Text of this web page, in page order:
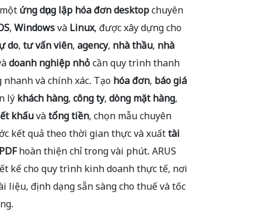
ứng dụng lập hóa đơn desktopchuyên
,WindowsvàLinux, được xây dựng cho
do,tư vấn viên,agency,nhà thầu,nhà
doanh nghiệp nhỏcần quy trình thanh
và chính xác. Tạohóa đơn,báo giá
lýkhách hàng,công ty,dòng mặt hàng,
khấuvàtổng tiền, chọn mẫu chuyên
kết quả theo thời gian thực và xuấttài
hoàn thiện chỉ trong vài phút. ARUS
kế cho quy trình kinh doanh thực tế, nơi
liệu, định dạng sẵn sàng cho thuế và tốc